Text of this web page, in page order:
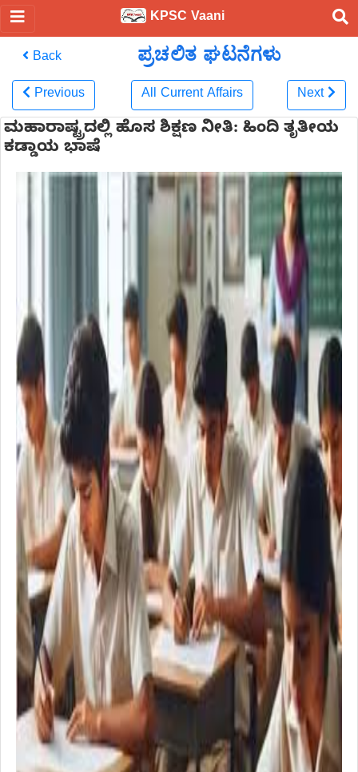
KPSC Vaani
Back ಪ್ರಚಲಿತ ಘಟನೆಗಳು
Previous All Current Affairs Next
ಮಹಾರಾಷ್ಟ್ರದಲ್ಲಿ ಹೊಸ ಶಿಕ್ಷಣ ನೀತಿ: ಹಿಂದಿ ತೃತೀಯ
ಕಡ್ಡಾಯ ಭಾಷೆ